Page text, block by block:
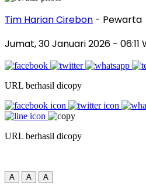
Tim Harian Cirebon - Pewarta
Jumat, 30 Januari 2026 - 06:11
URL berhasil dicopy
URL berhasil dicopy
A A A